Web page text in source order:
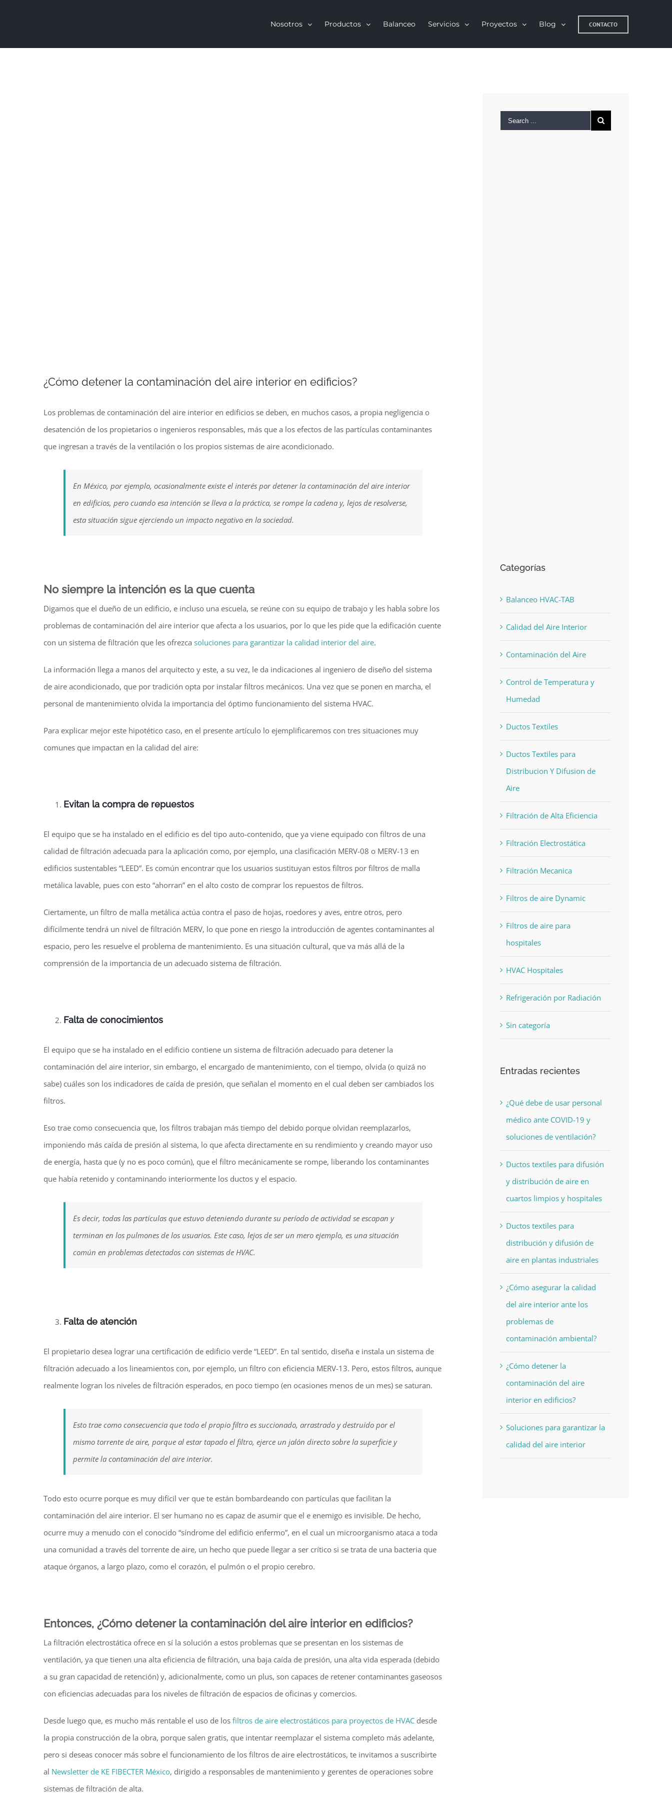
Nosotros Productos Balanceo Servicios Proyectos Blog CONTACTO
¿Cómo detener la contaminación del aire interior en edificios?
Los problemas de contaminación del aire interior en edificios se deben, en muchos casos, a propia negligencia o
desatención de los propietarios o ingenieros responsables, más que a los efectos de las partículas contaminantes
que ingresan a través de la ventilación o los propios sistemas de aire acondicionado.
En México, por ejemplo, ocasionalmente existe el interés por detener la contaminación del aire interior
en edificios, pero cuando esa intención se lleva a la práctica, se rompe la cadena y, lejos de resolverse,
esta situación sigue ejerciendo un impacto negativo en la sociedad.
No siempre la intención es la que cuenta
Digamos que el dueño de un edificio, e incluso una escuela, se reúne con su equipo de trabajo y les habla sobre los
problemas de contaminación del aire interior que afecta a los usuarios, por lo que les pide que la edificación cuente
con un sistema de filtración que les ofrezca soluciones para garantizar la calidad interior del aire.
La información llega a manos del arquitecto y este, a su vez, le da indicaciones al ingeniero de diseño del sistema
de aire acondicionado, que por tradición opta por instalar filtros mecánicos. Una vez que se ponen en marcha, el
personal de mantenimiento olvida la importancia del óptimo funcionamiento del sistema HVAC.
Para explicar mejor este hipotético caso, en el presente artículo lo ejemplificaremos con tres situaciones muy
comunes que impactan en la calidad del aire:
Evitan la compra de repuestos
El equipo que se ha instalado en el edificio es del tipo auto-contenido, que ya viene equipado con filtros de una
calidad de filtración adecuada para la aplicación como, por ejemplo, una clasificación MERV-08 o MERV-13 en
edificios sustentables “LEED”. Es común encontrar que los usuarios sustituyan estos filtros por filtros de malla
metálica lavable, pues con esto “ahorran” en el alto costo de comprar los repuestos de filtros.
Ciertamente, un filtro de malla metálica actúa contra el paso de hojas, roedores y aves, entre otros, pero
difícilmente tendrá un nivel de filtración MERV, lo que pone en riesgo la introducción de agentes contaminantes al
espacio, pero les resuelve el problema de mantenimiento. Es una situación cultural, que va más allá de la
comprensión de la importancia de un adecuado sistema de filtración.
Falta de conocimientos
El equipo que se ha instalado en el edificio contiene un sistema de filtración adecuado para detener la
contaminación del aire interior, sin embargo, el encargado de mantenimiento, con el tiempo, olvida (o quizá no
sabe) cuáles son los indicadores de caída de presión, que señalan el momento en el cual deben ser cambiados los
filtros.
Eso trae como consecuencia que, los filtros trabajan más tiempo del debido porque olvidan reemplazarlos,
imponiendo más caída de presión al sistema, lo que afecta directamente en su rendimiento y creando mayor uso
de energía, hasta que (y no es poco común), que el filtro mecánicamente se rompe, liberando los contaminantes
que había retenido y contaminando interiormente los ductos y el espacio.
Es decir, todas las partículas que estuvo deteniendo durante su período de actividad se escapan y
terminan en los pulmones de los usuarios. Este caso, lejos de ser un mero ejemplo, es una situación
común en problemas detectados con sistemas de HVAC.
Falta de atención
El propietario desea lograr una certificación de edificio verde “LEED”. En tal sentido, diseña e instala un sistema de
filtración adecuado a los lineamientos con, por ejemplo, un filtro con eficiencia MERV-13. Pero, estos filtros, aunque
realmente logran los niveles de filtración esperados, en poco tiempo (en ocasiones menos de un mes) se saturan.
Esto trae como consecuencia que todo el propio filtro es succionado, arrastrado y destruido por el
mismo torrente de aire, porque al estar tapado el filtro, ejerce un jalón directo sobre la superficie y
permite la contaminación del aire interior.
Todo esto ocurre porque es muy difícil ver que te están bombardeando con partículas que facilitan la
contaminación del aire interior. El ser humano no es capaz de asumir que el e enemigo es invisible. De hecho,
ocurre muy a menudo con el conocido “síndrome del edificio enfermo”, en el cual un microorganismo ataca a toda
una comunidad a través del torrente de aire, un hecho que puede llegar a ser crítico si se trata de una bacteria que
ataque órganos, a largo plazo, como el corazón, el pulmón o el propio cerebro.
Entonces, ¿Cómo detener la contaminación del aire interior en edificios?
La filtración electrostática ofrece en sí la solución a estos problemas que se presentan en los sistemas de
ventilación, ya que tienen una alta eficiencia de filtración, una baja caída de presión, una alta vida esperada (debido
a su gran capacidad de retención) y, adicionalmente, como un plus, son capaces de retener contaminantes gaseosos
con eficiencias adecuadas para los niveles de filtración de espacios de oficinas y comercios.
Desde luego que, es mucho más rentable el uso de los filtros de aire electrostáticos para proyectos de HVAC desde
la propia construcción de la obra, porque salen gratis, que intentar reemplazar el sistema completo más adelante,
pero si deseas conocer más sobre el funcionamiento de los filtros de aire electrostáticos, te invitamos a suscribirte
al Newsletter de KE FIBECTER México, dirigido a responsables de mantenimiento y gerentes de operaciones sobre
sistemas de filtración de alta.
Categorías
Balanceo HVAC-TAB
Calidad del Aire Interior
Contaminación del Aire
Control de Temperatura y
Humedad
Ductos Textiles
Ductos Textiles para
Distribucion Y Difusion de
Aire
Filtración de Alta Eficiencia
Filtración Electrostática
Filtración Mecanica
Filtros de aire Dynamic
Filtros de aire para
hospitales
HVAC Hospitales
Refrigeración por Radiación
Sin categoría
Entradas recientes
¿Qué debe de usar personal
médico ante COVID-19 y
soluciones de ventilación?
Ductos textiles para difusión
y distribución de aire en
cuartos limpios y hospitales
Ductos textiles para
distribución y difusión de
aire en plantas industriales
¿Cómo asegurar la calidad
del aire interior ante los
problemas de
contaminación ambiental?
¿Cómo detener la
contaminación del aire
interior en edificios?
Soluciones para garantizar la
calidad del aire interior